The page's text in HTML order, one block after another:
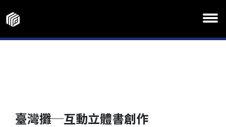
臺灣攤─互動立體書創作